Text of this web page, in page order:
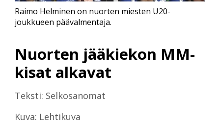
Nuorten jääkiekon MM-
kisat alkavat
Teksti: Selkosanomat
Kuva: Lehtikuva
Raimo Helminen on nuorten miesten U20-
joukkueen päävalmentaja.